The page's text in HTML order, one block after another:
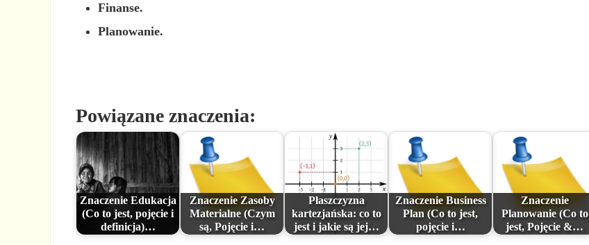
Finanse.
Planowanie.
Powiązane znaczenia:
Znaczenie Edukacja
(Co to jest, pojęcie i
definicja)…
Znaczenie Zasoby
Materialne (Czym
są, Pojęcie i…
Płaszczyzna
kartezjańska: co to
jest i jakie są jej…
Znaczenie Business
Plan (Co to jest,
pojęcie i…
Znaczenie
Planowanie (Co to
jest, Pojęcie &…